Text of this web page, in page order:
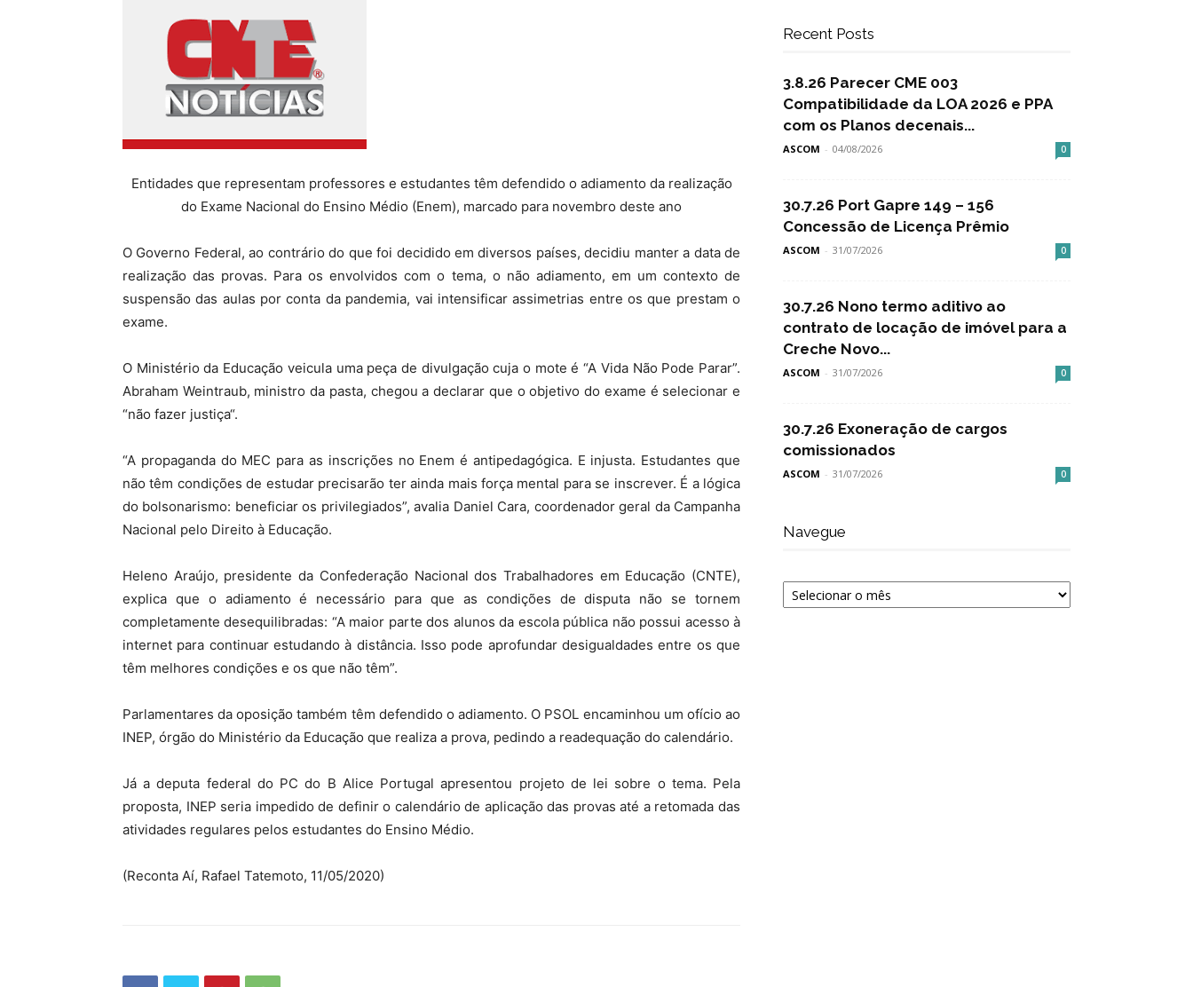
Entidades que representam professores e estudantes têm defendido o adiamento da realização
do Exame Nacional do Ensino Médio (Enem), marcado para novembro deste ano
O Governo Federal, ao contrário do que foi decidido em diversos países, decidiu manter a data de
realização das provas. Para os envolvidos com o tema, o não adiamento, em um contexto de
suspensão das aulas por conta da pandemia, vai intensificar assimetrias entre os que prestam o
exame.
O Ministério da Educação veicula uma peça de divulgação cuja o mote é “A Vida Não Pode Parar”.
Abraham Weintraub, ministro da pasta, chegou a declarar que o objetivo do exame é selecionar e
“não fazer justiça“.
“A propaganda do MEC para as inscrições no Enem é antipedagógica. E injusta. Estudantes que
não têm condições de estudar precisarão ter ainda mais força mental para se inscrever. É a lógica
do bolsonarismo: beneficiar os privilegiados”, avalia Daniel Cara, coordenador geral da Campanha
Nacional pelo Direito à Educação.
Heleno Araújo, presidente da Confederação Nacional dos Trabalhadores em Educação (CNTE),
explica que o adiamento é necessário para que as condições de disputa não se tornem
completamente desequilibradas: “A maior parte dos alunos da escola pública não possui acesso à
internet para continuar estudando à distância. Isso pode aprofundar desigualdades entre os que
têm melhores condições e os que não têm”.
Parlamentares da oposição também têm defendido o adiamento. O PSOL encaminhou um ofício ao
INEP, órgão do Ministério da Educação que realiza a prova, pedindo a readequação do calendário.
Já a deputa federal do PC do B Alice Portugal apresentou projeto de lei sobre o tema. Pela
proposta, INEP seria impedido de definir o calendário de aplicação das provas até a retomada das
atividades regulares pelos estudantes do Ensino Médio.
(Reconta Aí, Rafael Tatemoto, 11/05/2020)
Recent Posts
3.8.26 Parecer CME 003
Compatibilidade da LOA 2026 e PPA
com os Planos decenais...
ASCOM - 04/08/2026 0
30.7.26 Port Gapre 149 – 156
Concessão de Licença Prêmio
ASCOM - 31/07/2026 0
30.7.26 Nono termo aditivo ao
contrato de locação de imóvel para a
Creche Novo...
ASCOM - 31/07/2026 0
30.7.26 Exoneração de cargos
comissionados
ASCOM - 31/07/2026 0
Navegue
Navegue